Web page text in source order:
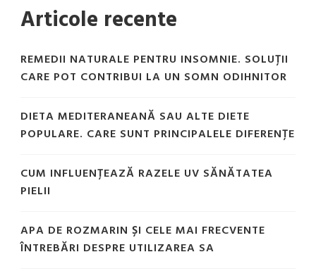
Articole recente
REMEDII NATURALE PENTRU INSOMNIE. SOLUȚII
CARE POT CONTRIBUI LA UN SOMN ODIHNITOR
DIETA MEDITERANEANĂ SAU ALTE DIETE
POPULARE. CARE SUNT PRINCIPALELE DIFERENȚE
CUM INFLUENȚEAZĂ RAZELE UV SĂNĂTATEA
PIELII
APA DE ROZMARIN ȘI CELE MAI FRECVENTE
ÎNTREBĂRI DESPRE UTILIZAREA SA